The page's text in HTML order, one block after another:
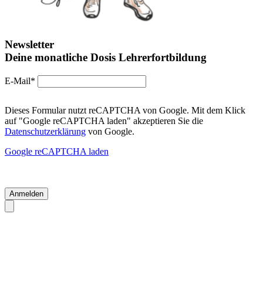
Newsletter
Deine monatliche Dosis Lehrerfortbildung
E-Mail*
Dieses Formular nutzt reCAPTCHA von Google. Mit dem Klick
auf "Google reCAPTCHA laden" akzeptieren Sie die
Datenschutzerklärung von Google.
Google reCAPTCHA laden
Anmelden